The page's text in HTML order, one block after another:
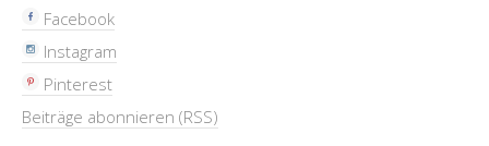
Facebook
Instagram
Pinterest
Beiträge abonnieren (RSS)